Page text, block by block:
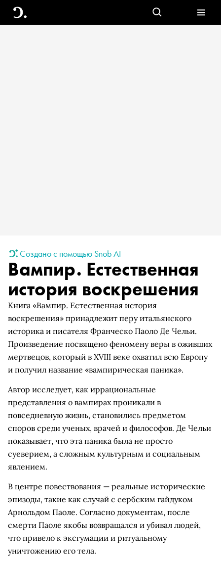
Создано с помощью Snob AI
Вампир. Естественная
история воскрешения
Книга «Вампир. Естественная история
воскрешения» принадлежит перу итальянского
историка и писателя Франческо Паоло Де Чельи.
Произведение посвящено феномену веры в оживших
мертвецов, который в XVIII веке охватил всю Европу
и получил название «вампирическая паника».
Автор исследует, как иррациональные
представления о вампирах проникали в
повседневную жизнь, становились предметом
споров среди ученых, врачей и философов. Де Чельи
показывает, что эта паника была не просто
суеверием, а сложным культурным и социальным
явлением.
В центре повествования — реальные исторические
эпизоды, такие как случай с сербским гайдуком
Арнольдом Паоле. Согласно документам, после
смерти Паоле якобы возвращался и убивал людей,
что привело к эксгумации и ритуальному
уничтожению его тела.